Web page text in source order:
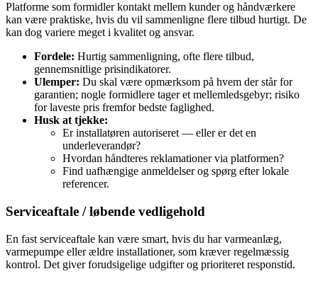
Platforme som formidler kontakt mellem kunder og håndværkere
kan være praktiske, hvis du vil sammenligne flere tilbud hurtigt. De
kan dog variere meget i kvalitet og ansvar.
Fordele: Hurtig sammenligning, ofte flere tilbud,
gennemsnitlige prisindikatorer.
Ulemper: Du skal være opmærksom på hvem der står for
garantien; nogle formidlere tager et mellemledsgebyr; risiko
for laveste pris fremfor bedste faglighed.
Husk at tjekke:
Er installatøren autoriseret — eller er det en
underleverandør?
Hvordan håndteres reklamationer via platformen?
Find uafhængige anmeldelser og spørg efter lokale
referencer.
Serviceaftale / løbende vedligehold
En fast serviceaftale kan være smart, hvis du har varmeanlæg,
varmepumpe eller ældre installationer, som kræver regelmæssig
kontrol. Det giver forudsigelige udgifter og prioriteret responstid.